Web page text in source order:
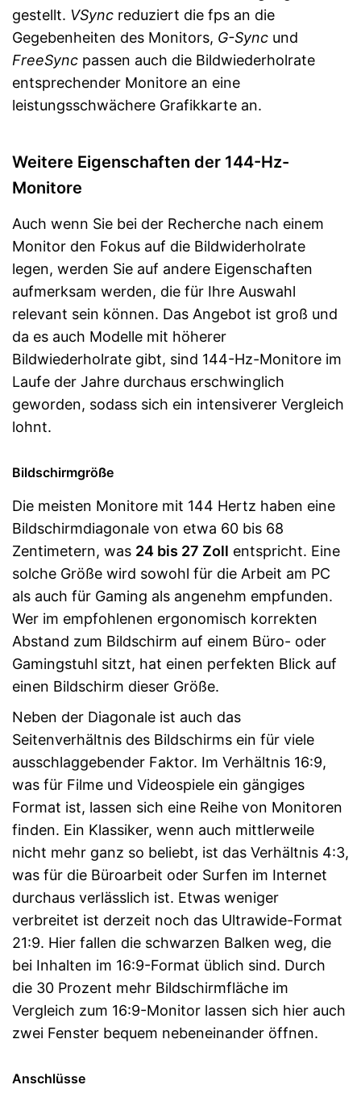
gestellt. VSync reduziert die fps an die
Gegebenheiten des Monitors, G-Sync und
FreeSync passen auch die Bildwiederholrate
entsprechender Monitore an eine
leistungsschwächere Grafikkarte an.
Weitere Eigenschaften der 144-Hz-
Monitore
Auch wenn Sie bei der Recherche nach einem
Monitor den Fokus auf die Bildwiderholrate
legen, werden Sie auf andere Eigenschaften
aufmerksam werden, die für Ihre Auswahl
relevant sein können. Das Angebot ist groß und
da es auch Modelle mit höherer
Bildwiederholrate gibt, sind 144-Hz-Monitore im
Laufe der Jahre durchaus erschwinglich
geworden, sodass sich ein intensiverer Vergleich
lohnt.
Bildschirmgröße
Die meisten Monitore mit 144 Hertz haben eine
Bildschirmdiagonale von etwa 60 bis 68
Zentimetern, was 24 bis 27 Zoll entspricht. Eine
solche Größe wird sowohl für die Arbeit am PC
als auch für Gaming als angenehm empfunden.
Wer im empfohlenen ergonomisch korrekten
Abstand zum Bildschirm auf einem Büro- oder
Gamingstuhl sitzt, hat einen perfekten Blick auf
einen Bildschirm dieser Größe.
Neben der Diagonale ist auch das
Seitenverhältnis des Bildschirms ein für viele
ausschlaggebender Faktor. Im Verhältnis 16:9,
was für Filme und Videospiele ein gängiges
Format ist, lassen sich eine Reihe von Monitoren
finden. Ein Klassiker, wenn auch mittlerweile
nicht mehr ganz so beliebt, ist das Verhältnis 4:3,
was für die Büroarbeit oder Surfen im Internet
durchaus verlässlich ist. Etwas weniger
verbreitet ist derzeit noch das Ultrawide-Format
21:9. Hier fallen die schwarzen Balken weg, die
bei Inhalten im 16:9-Format üblich sind. Durch
die 30 Prozent mehr Bildschirmfläche im
Vergleich zum 16:9-Monitor lassen sich hier auch
zwei Fenster bequem nebeneinander öffnen.
Anschlüsse